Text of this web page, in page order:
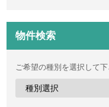
物件検索
ご希望の種別を選択して